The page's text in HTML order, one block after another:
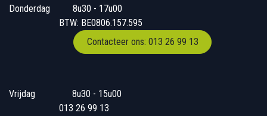
Donderdag
​​8u30 - 17u00
BTW: BE0806.157.595
Contacteer ons: 013 26 99 13
Vrijdag
​8u30 - 15u00
013 26 99 13